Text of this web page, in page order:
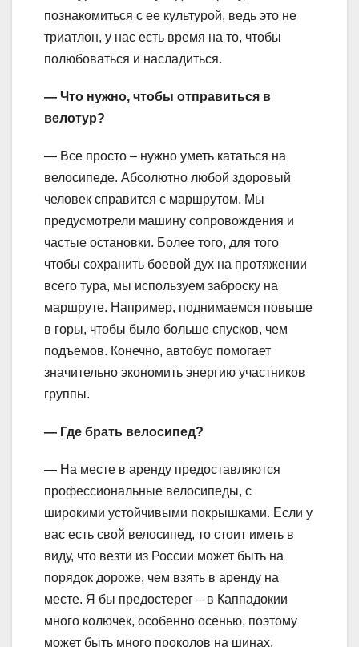
познакомиться с ее культурой, ведь это не
триатлон, у нас есть время на то, чтобы
полюбоваться и насладиться.
— Что нужно, чтобы отправиться в
велотур?
— Все просто – нужно уметь кататься на
велосипеде. Абсолютно любой здоровый
человек справится с маршрутом. Мы
предусмотрели машину сопровождения и
частые остановки. Более того, для того
чтобы сохранить боевой дух на протяжении
всего тура, мы используем заброску на
маршруте. Например, поднимаемся повыше
в горы, чтобы было больше спусков, чем
подъемов. Конечно, автобус помогает
значительно экономить энергию участников
группы.
— Где брать велосипед?
— На месте в аренду предоставляются
профессиональные велосипеды, с
широкими устойчивыми покрышками. Если у
вас есть свой велосипед, то стоит иметь в
виду, что везти из России может быть на
порядок дороже, чем взять в аренду на
месте. Я бы предостерег – в Каппадокии
много колючек, особенно осенью, поэтому
может быть много проколов на шинах,